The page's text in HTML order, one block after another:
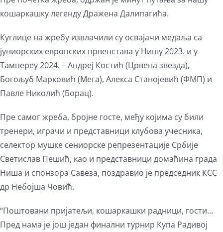
кошаркашку легенду Дражена Далипагића.
Куглице на жребу извлачили су освајачи медаља са
јуниорских европских првенстава у Нишу 2023. и у
Тампереу 2024. – Андреј Костић (Црвена звезда),
Богољуб Марковић (Мега), Алекса Станојевић (ФМП) и
Павле Николић (Борац).
Пре самог жреба, бројне госте, међу којима су били
тренери, играчи и представници клубова учесника,
селектор мушке сениорске репрезентације Србије
Светислав Пешић, као и представници домаћина града
Ниша и спонзора Савеза, поздравио је председник КСС
др Небојша Човић.
“Поштовани пријатељи, кошаркашки радници, гости…
Пред нама је још један финални турнир Купа Радивој